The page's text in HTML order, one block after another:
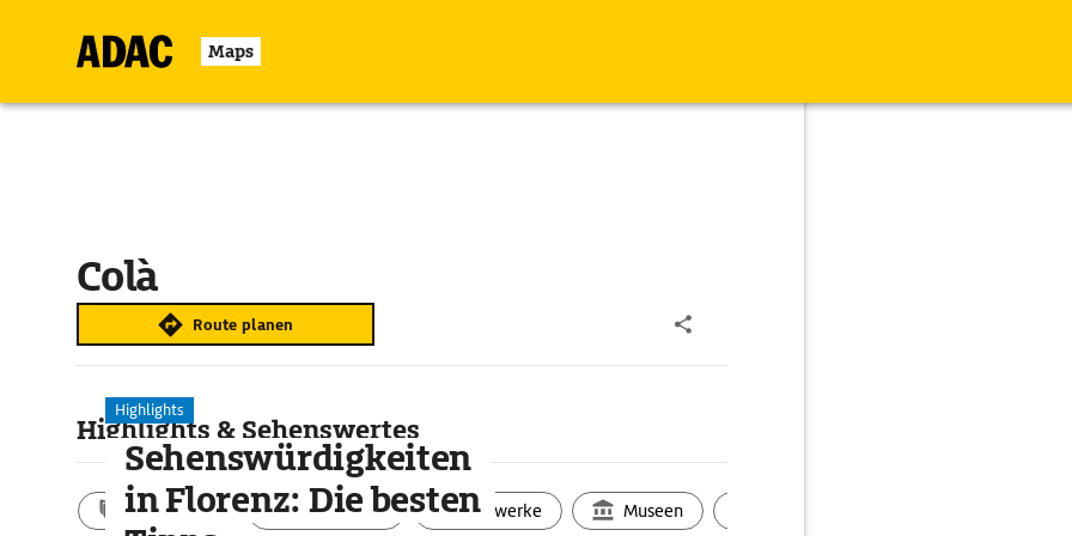
Maps
Colà
Route planen
Highlights & Sehenswertes
Aktivitäten Landschaft Bauwerke Museen
Highlights
Sehenswürdigkeiten
in Florenz: Die besten